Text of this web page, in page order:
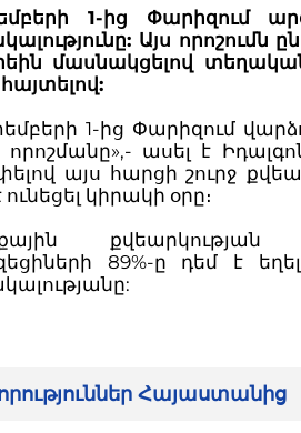
1-ից Փարիզում
Այս որոշումն
մասնակցելով
1-ից Փարիզում
ասել է
այս հարցի շուրջ
կիրակի օրը։
քվեարկության
89%-ը դեմ է
Հայաստանից